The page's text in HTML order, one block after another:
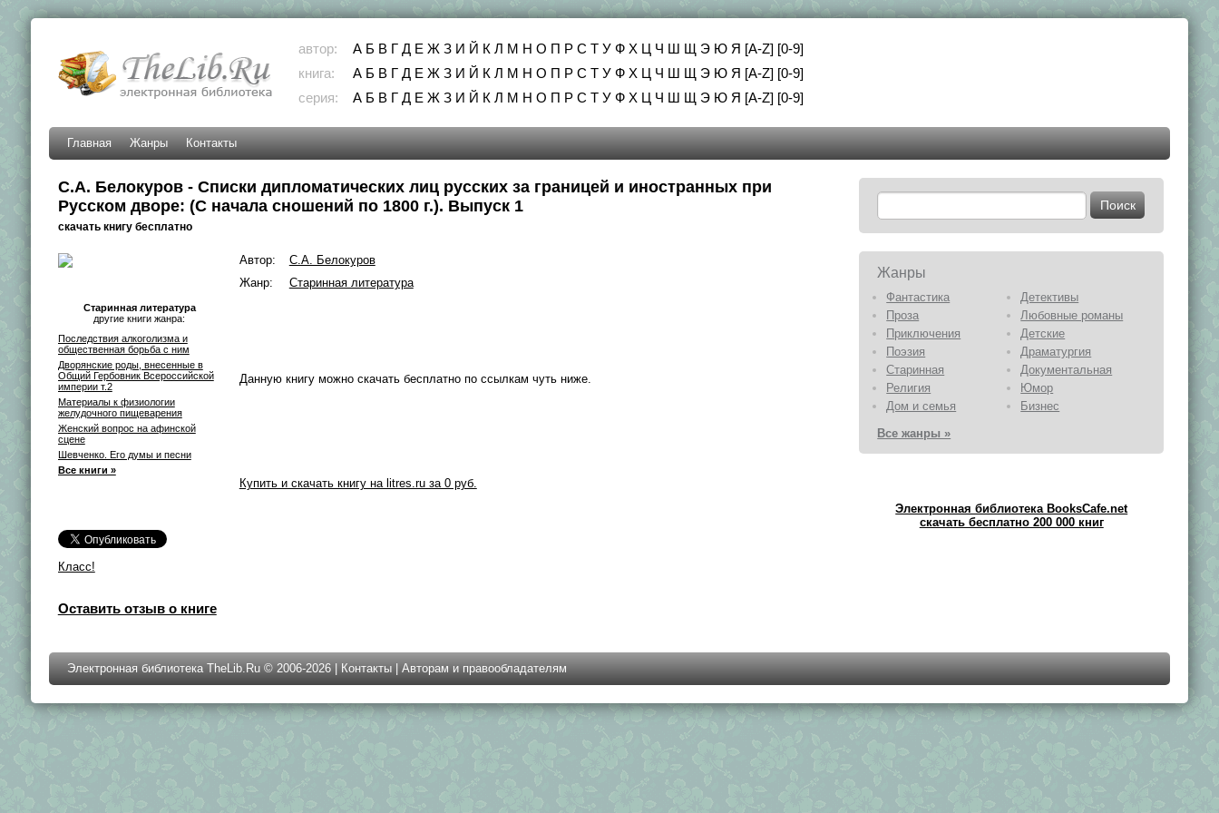
автор: А Б В Г Д Е Ж З И Й К Л М Н О П Р С Т У Ф Х Ц Ч Ш Щ Э Ю Я [A-Z] [0-9]
книга:
А Б В Г Д Е Ж З И Й К Л М Н О П Р С Т У Ф Х Ц Ч Ш Щ Э Ю Я [A-Z] [0-9]
серия:
А Б В Г Д Е Ж З И Й К Л М Н О П Р С Т У Ф Х Ц Ч Ш Щ Э Ю Я [A-Z] [0-9]
Главная Жанры Контакты
С.А. Белокуров - Списки дипломатических лиц русских за границей и иностранных при
Русском дворе: (С начала сношений по 1800 г.). Выпуск 1
скачать книгу бесплатно
Старинная литература
другие книги жанра:
Последствия алкоголизма и
общественная борьба с ним
Дворянские роды, внесенные в
Общий Гербовник Всероссийской
империи т.2
Материалы к физиологии
желудочного пищеварения
Женский вопрос на афинской
сцене
Шевченко. Его думы и песни
Все книги »
Класс!
Автор:
С.А. Белокуров
Жанр:
Старинная литература
Данную книгу можно скачать бесплатно по ссылкам чуть ниже.
Купить и скачать книгу на litres.ru за 0 руб.
Оставить отзыв о книге
Жанры
Фантастика
Детективы
Проза
Любовные романы
Приключения
Детские
Поэзия
Драматургия
Старинная
Документальная
Религия
Юмор
Дом и семья
Бизнес
Все жанры »
Электронная библиотека BooksCafe.net
скачать бесплатно 200 000 книг
Электронная библиотека TheLib.Ru © 2006-2026 | Контакты| Авторам и правообладателям